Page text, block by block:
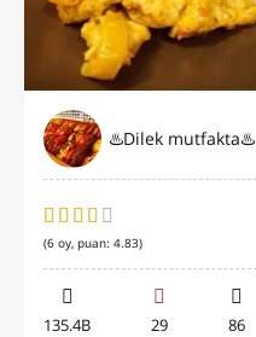
♨️Dilek mutfakta♨️
(6 oy, puan: 4.83)
135.4B 29 86